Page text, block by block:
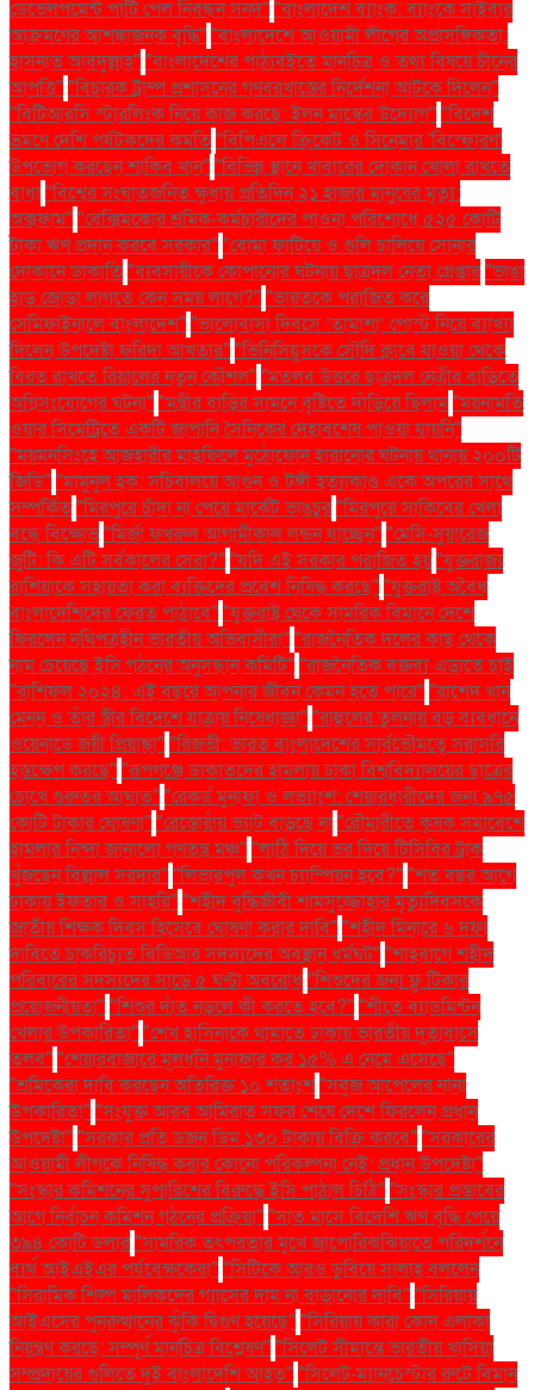
ডেভেলপমেন্ট পার্টি পেল নিবন্ধন সনদ" "বাংলাদেশ ব্যাংক: ব্যাংকে সাইবার
আক্রমণের আশঙ্কাজনক বৃদ্ধি" "বাংলাদেশে আওয়ামী লীগের অপ্রাসঙ্গিকতা:
হাসনাত আবদুল্লাহ" "বাংলাদেশের পাঠ্যবইতে মানচিত্র ও তথ্য বিষয়ে চীনের
আপত্তি" "বিচারক ট্রাম্প প্রশাসনের গণবরখাস্তের নির্দেশনা আটকে দিলেন"
"বিটিআরসি স্টারলিংক নিয়ে কাজ করছে: ইলন মাস্কের উদ্যোগ" "বিদেশ
ভ্রমণে দেশি পর্যটকদের কমতি"বিপিএলে ক্রিকেট ও সিনেমার 'বিস্ফোরণ'
উপভোগ করছেন শাকিব খান" "বিভিন্ন স্থানে খাবারের দোকান খোলা রাখতে
বাধা"বিশ্বের সংঘাতজনিত ক্ষুধায় প্রতিদিন ২১ হাজার মানুষের মৃত্যু:
অক্সফাম" "বেক্সিমকোর শ্রমিক-কর্মচারীদের পাওনা পরিশোধে ৫২৫ কোটি
টাকা ঋণ প্রদান করবে সরকার" "বোমা ফাটিয়ে ও গুলি চালিয়ে সোনার
দোকানে ডাকাতি"ব্যবসায়ীকে কোপানোর ঘটনায় ছাত্রদল নেতা গ্রেপ্তার"ভাঙা
হাড় জোড়া লাগতে কেন সময় লাগে?" "ভারতকে পরাজিত করে
সেমিফাইনালে বাংলাদেশ" "ভালোবাসা দিবসে ‘তামাশা’ পোস্ট নিয়ে ব্যাখ্যা
দিলেন উপদেষ্টা ফরিদা আখতার" "ভিনিসিয়ুসকে সৌদি ক্লাবে যাওয়া থেকে
বিরত রাখতে রিয়ালের নতুন কৌশল" "মতলব উত্তরে ছাত্রদল নেত্রীর বাড়িতে
অগ্নিসংযোগের ঘটনা" "মন্ত্রীর বাড়ির সামনে বৃষ্টিতে দাঁড়িয়ে ছিলাম"ময়নামতি
ওয়ার সিমেট্রিতে একটি জাপানি সৈনিকের দেহাবশেষ পাওয়া যায়নি"
"ময়মনসিংহে আজহারীর মাহফিলে মুঠোফোন হারানোর ঘটনায় থানায় ২০০টি
জিডি" "মামুনুল হক: সচিবালয়ে আগুন ও টঙ্গী হত্যাকাণ্ড একে অপরের সাথে
সম্পর্কিত"মিরপুরে চাঁদা না পেয়ে মার্কেট ভাঙচুর"মিরপুরে সাকিবের খেলা
বন্ধে বিক্ষোভ"মির্জা ফখরুল আগামীকাল লন্ডন যাচ্ছেন" "মেসি-সুয়ারেজ
জুটি: কি এটি সর্বকালের সেরা?" "যদি এই সরকার পরাজিত হয়"যুক্তরাজ্য
রাশিয়াকে সহায়তা করা ব্যক্তিদের প্রবেশ নিষিদ্ধ করছে" "যুক্তরাষ্ট্র অবৈধ
বাংলাদেশিদের ফেরত পাঠাবে" "যুক্তরাষ্ট্র থেকে সামরিক বিমানে দেশে
ফিরলেন নথিপত্রহীন ভারতীয় অভিবাসীরা" "রাজনৈতিক দলের কাছ থেকে
নাম চেয়েছে ইসি গঠনের অনুসন্ধান কমিটি" "রাজনৈতিক বক্তব্য এড়াতে চাই
"রাশিফল ২০২৪: এই বছরে আপনার জীবন কেমন হতে পারে" "রাশেদ খান
মেনন ও তাঁর স্ত্রীর বিদেশে যাত্রায় নিষেধাজ্ঞা" "রাহুলের তুলনায় বড় ব্যবধানে
ওয়েনাডে জয়ী প্রিয়াঙ্কা" "রিজভী: ভারত বাংলাদেশের সার্বভৌমত্বে সরাসরি
হস্তক্ষেপ করছে" "রূপগঞ্জে ডাকাতদের হামলায় ঢাকা বিশ্ববিদ্যালয়ের ছাত্রের
চোখে গুরুতর আঘাত" "রেকর্ড মুনাফা ও লভ্যাংশ: শেয়ারধারীদের জন্য ৯৭৫
কোটি টাকার ঘোষণা" "রেস্তোরাঁয় ভ্যাট বাড়ছে না"রৌমারীতে কৃষক সমাবেশে
হামলার নিন্দা জানালো গণতন্ত্র মঞ্চ" "লাঠি দিয়ে ভর দিয়ে টিসিবির ট্রাক
খুঁজছেন বিল্লাল সরদার" "লিভারপুল কখন চ্যাম্পিয়ন হবে?" "শত বছর আগে
ঢাকায় ইফতার ও সাহ্‌রি" "শহীদ বুদ্ধিজীবী শামসুজ্জোহার মৃত্যুদিবসকে
জাতীয় শিক্ষক দিবস হিসেবে ঘোষণা করার দাবি" "শহীদ মিনারে ৬ দফা
দাবিতে চাকরিচ্যুত বিডিআর সদস্যদের অবস্থান ধর্মঘট" "শাহবাগে শহীদ
পরিবারের সদস্যদের সাড়ে ৫ ঘণ্টা অবরোধ"শিশুদের জন্য ফ্লু টিকার
প্রয়োজনীয়তা" "শিশুর দাঁত নড়লে কী করতে হবে?" "শীতে ব্যাডমিন্টন
খেলার উপকারিতা" "শেখ হাসিনাকে থামাতে ঢাকায় ভারতীয় দূতাবাসে
তলব" "শেয়ারবাজারে মূলধনি মুনাফার কর ১৫% এ নেমে এসেছে"
"শ্রমিকেরা দাবি করছেন অতিরিক্ত ১০ শতাংশ"সবুজ আপেলের নানা
উপকারিতা" "সংযুক্ত আরব আমিরাত সফর শেষে দেশে ফিরলেন প্রধান
উপদেষ্টা" "সরকার প্রতি ডজন ডিম ১৩০ টাকায় বিক্রি করবে" "সরকারের
আওয়ামী লীগকে নিষিদ্ধ করার কোনো পরিকল্পনা নেই: প্রধান উপদেষ্টা"
"সংস্কার কমিশনের সুপারিশের বিরুদ্ধে ইসি পাঠাল চিঠি" "সংস্কার প্রস্তাবের
আগে নির্বাচন কমিশন গঠনের প্রক্রিয়া" "সাত মাসে বিদেশি ঋণ বৃদ্ধি পেয়ে
৩৯৪ কোটি ডলার"সামরিক তৎপরতার মুখে জাপোরিঝঝিয়াতে পরিদর্শনে
ব্যর্থ আইএইএর পর্যবেক্ষকেরা" "সিটিকে আরও ডুবিয়ে সালাহ বললেন
"সিরামিক শিল্প মালিকদের গ্যাসের দাম না বাড়ানোর দাবি" "সিরিয়ায়
আইএসের পুনরুত্থানের ঝুঁকি দ্বিগুণ হয়েছে" "সিরিয়ায় কারা কোন এলাকা
নিয়ন্ত্রণ করছে: সম্পূর্ণ মানচিত্র বিশ্লেষণ" "সিলেট সীমান্তে ভারতীয় খাসিয়া
সম্প্রদায়ের গুলিতে দুই বাংলাদেশি আহত" "সিলেট-ম্যানচেস্টার রুটে বিমান